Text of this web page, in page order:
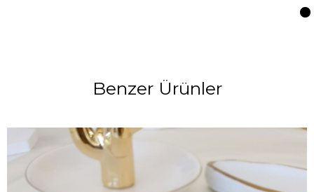
Benzer Ürünler